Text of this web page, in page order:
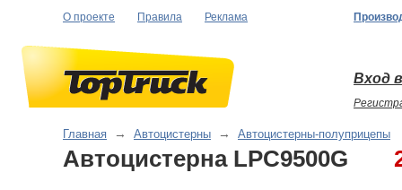
О проекте Правила Реклама
Вход
Главная → Автоцистерны → Автоцистерны-полуприцепы
Автоцистерна LPC9500G